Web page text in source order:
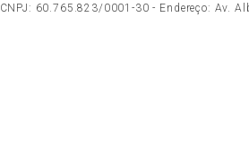
CNPJ: 60.765.823/0001-30 - Endereço: Av.